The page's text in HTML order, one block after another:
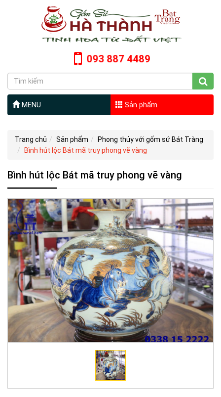
093 887 4489
MENU Sản phẩm
Trang chủ Sản phẩm
Phong thủy với gốm sứ Bát Tràng
Bình hút lộc Bát mã truy phong vẽ vàng
Bình hút lộc Bát mã truy phong vẽ vàng